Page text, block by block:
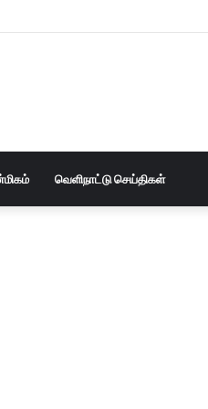
10 நிமிடத்தில் பழைய தோசக்கல்லை பள
வெளிநாட்டு செய்திகள்